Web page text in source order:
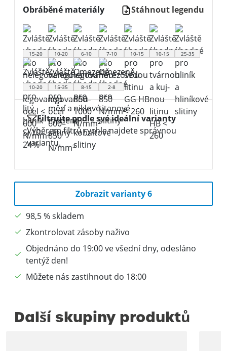
Obráběné materiály Stáhnout legendu
15-20 10-20 6-10 7-10 10-15 10-15 25-35
10-20 15-35 8-15 2-8
Filtrujte podle své ideální varianty
Výběrem filtrů rychle najdete správnou
variantu.
Zobrazit varianty 6
98,5 % skladem
Zkontrolovat zásoby naživo
Objednáno do 19:00 ve všední dny, odesláno
tentýž den!
Můžete nás zastihnout do 18:00
Další skupiny produktů